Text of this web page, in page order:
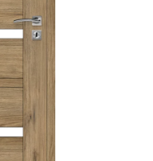
Moja objednávka